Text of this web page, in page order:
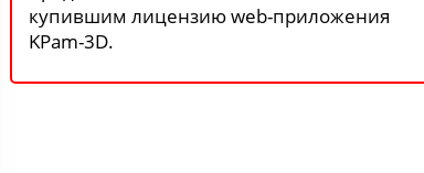
купившим лицензию web-приложения
KPam-3D.